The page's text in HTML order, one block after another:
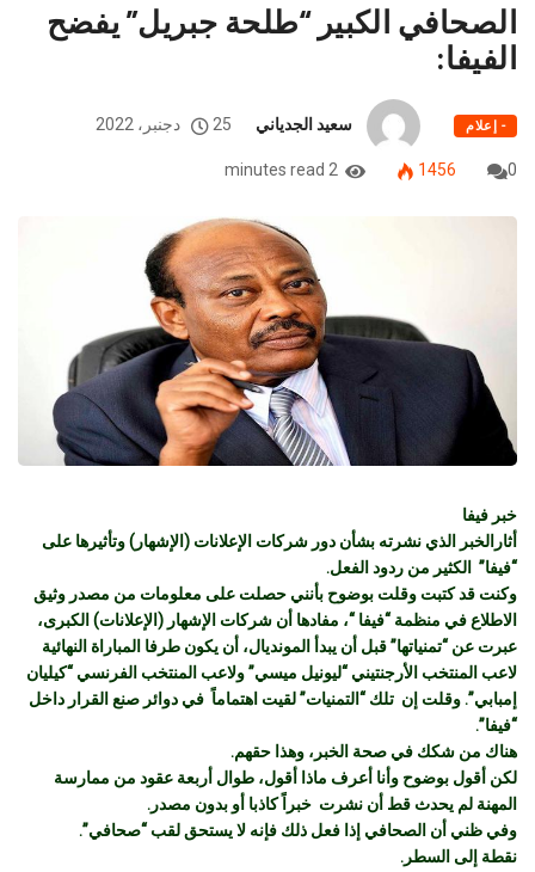
الصحافي الكبير “طلحة جبريل” يفضح
الفيفا:
- إعلام سعيد الجدياني 25 دجنبر، 2022
0
1456
2 minutes read
خبر فيفا
أثارالخبر الذي نشرته بشأن دور شركات الإعلانات (الإشهار) وتأثيرها على
“فيفا” الكثير من ردود الفعل.
وكنت قد كتبت وقلت بوضوح بأنني حصلت على معلومات من مصدر وثيق
الاطلاع في منظمة “فيفا “، مفادها أن شركات الإشهار (الإعلانات) الكبرى،
عبرت عن “تمنياتها” قبل أن يبدأ المونديال، أن يكون طرفا المباراة النهائية
لاعب المنتخب الأرجنتيني “ليونيل ميسي” ولاعب المنتخب الفرنسي “كيليان
إمبابي”. وقلت إن تلك “التمنيات” لقيت اهتماماً في دوائر صنع القرار داخل
“فيفا”.
هناك من شكك في صحة الخبر، وهذا حقهم.
لكن أقول بوضوح وأنا أعرف ماذا أقول، طوال أربعة عقود من ممارسة
المهنة لم يحدث قط أن نشرت خبراً كاذبا أو بدون مصدر.
وفي ظني أن الصحافي إذا فعل ذلك فإنه لا يستحق لقب “صحافي”.
نقطة إلى السطر.